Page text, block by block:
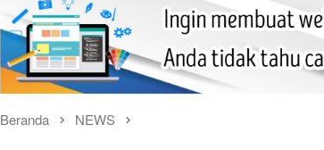
Beranda NEWS